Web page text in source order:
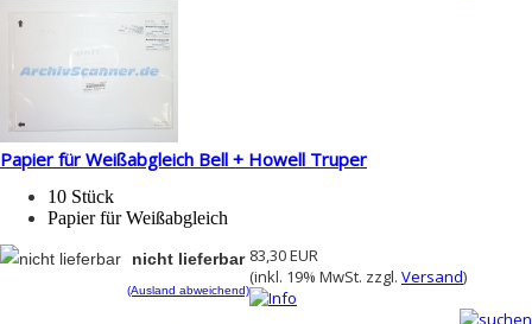
Papier für Weißabgleich Bell + Howell Truper
10 Stück
Papier für Weißabgleich
nicht lieferbar
(Ausland abweichend)
83,30 EUR
(inkl. 19% MwSt. zzgl. Versand)